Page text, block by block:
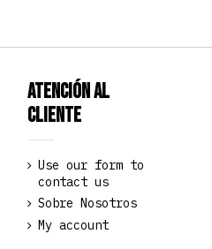
Atención al
Cliente
Use our form to
contact us
Sobre Nosotros
My account